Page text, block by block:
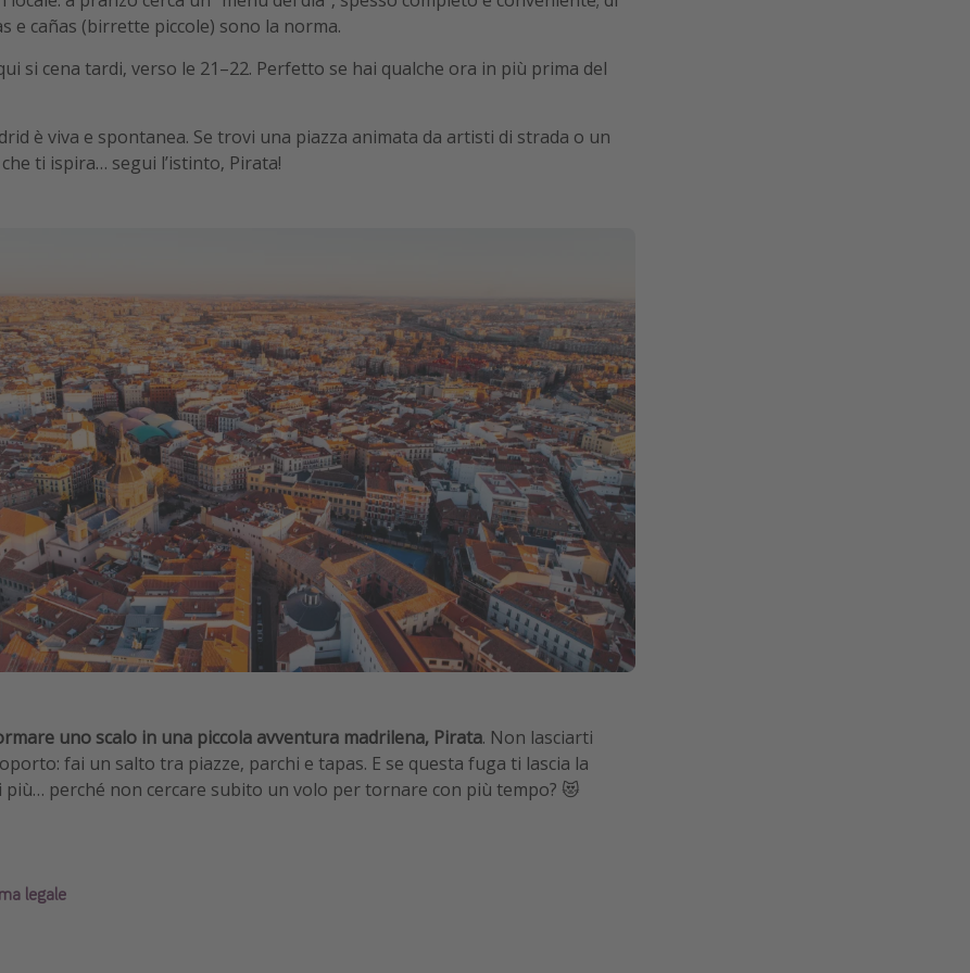
e cañas (birrette piccole) sono la norma.
si cena tardi, verso le 21–22. Perfetto se hai qualche ora in più prima del
è viva e spontanea. Se trovi una piazza animata da artisti di strada o un
ti ispira… segui l’istinto, Pirata!
uno scalo in una piccola avventura madrilena, Pirata. Non lasciarti
fai un salto tra piazze, parchi e tapas. E se questa fuga ti lascia la
più… perché non cercare subito un volo per tornare con più tempo? 😻
legale